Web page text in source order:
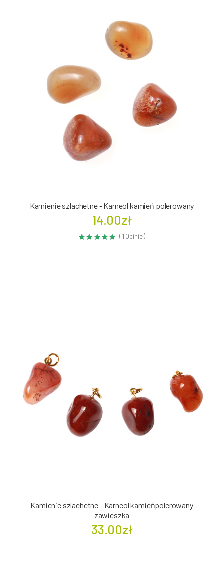
Kamienie szlachetne - Karneol kamień polerowany
14.00zł
( 1 Opinie )
Kamienie szlachetne - Karneol kamieńpolerowany
zawieszka
33.00zł